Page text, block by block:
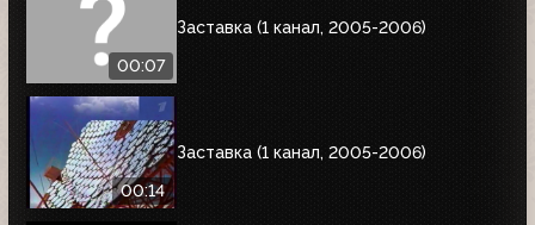
00:07
Заставка (1 канал, 2005-2006)
00:14
Заставка (1 канал, 2005-2006)